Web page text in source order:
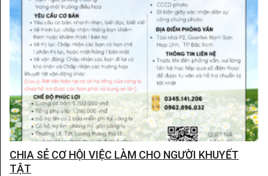
CHIA SẺ CƠ HỘI VIỆC LÀM CHO NGƯỜI KHUYẾT
TẬT